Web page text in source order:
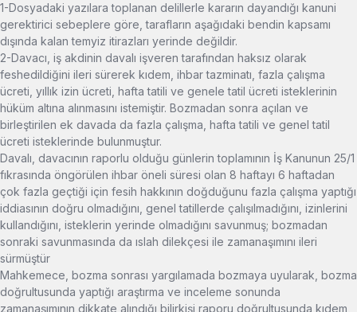
1-Dosyadaki yazılara toplanan delillerle kararın dayandığı kanuni
gerektirici sebeplere göre, tarafların aşağıdaki bendin kapsamı
dışında kalan temyiz itirazları yerinde değildir.
2-Davacı, iş akdinin davalı işveren tarafından haksız olarak
feshedildiğini ileri sürerek kıdem, ihbar tazminatı, fazla çalışma
ücreti, yıllık izin ücreti, hafta tatili ve genele tatil ücreti isteklerinin
hüküm altına alınmasını istemiştir. Bozmadan sonra açılan ve
birleştirilen ek davada da fazla çalışma, hafta tatili ve genel tatil
ücreti isteklerinde bulunmuştur.
Davalı, davacının raporlu olduğu günlerin toplamının İş Kanunun 25/1
fıkrasında öngörülen ihbar öneli süresi olan 8 haftayı 6 haftadan
çok fazla geçtiği için fesih hakkının doğduğunu fazla çalışma yaptığı
iddiasının doğru olmadığını, genel tatillerde çalışılmadığını, izinlerini
kullandığını, isteklerin yerinde olmadığını savunmuş; bozmadan
sonraki savunmasında da ıslah dilekçesi ile zamanaşımını ileri
sürmüştür
Mahkemece, bozma sonrası yargılamada bozmaya uyularak, bozma
doğrultusunda yaptığı araştırma ve inceleme sonunda
zamanaşımının dikkate alındığı bilirkişi raporu doğrultusunda kıdem,